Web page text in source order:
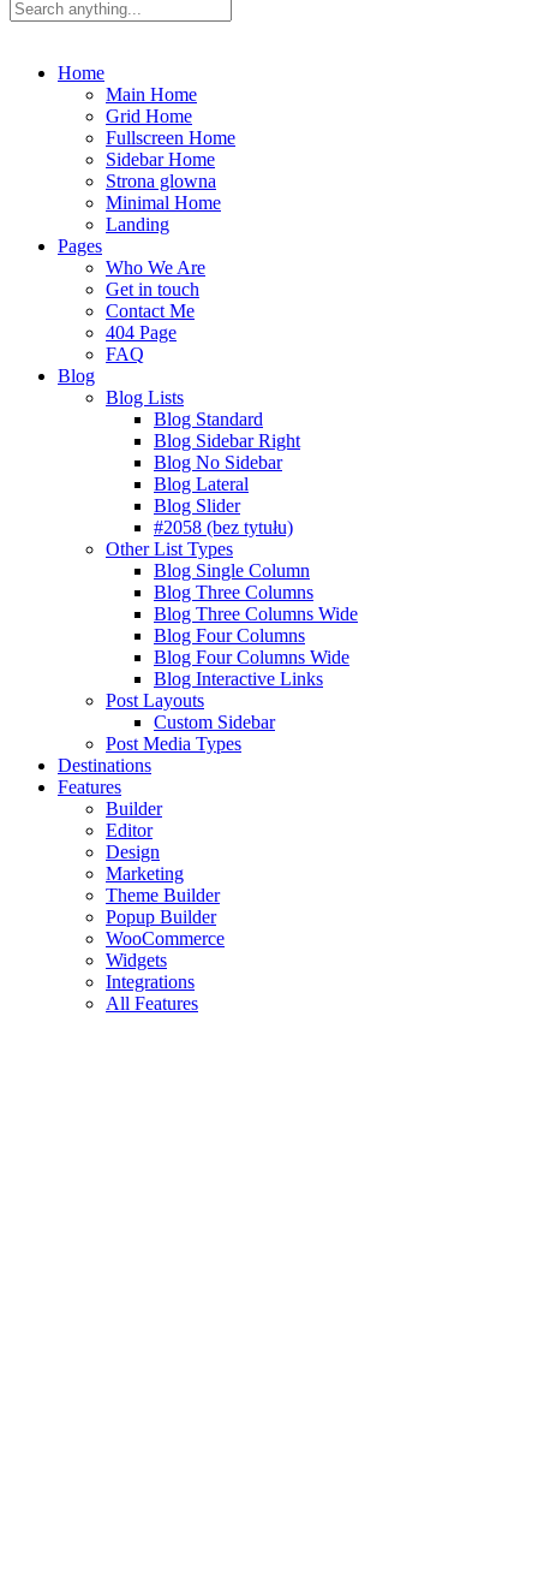
Home
Main Home
Grid Home
Fullscreen Home
Sidebar Home
Strona glowna
Minimal Home
Landing
Pages
Who We Are
Get in touch
Contact Me
404 Page
FAQ
Blog
Blog Lists
Blog Standard
Blog Sidebar Right
Blog No Sidebar
Blog Lateral
Blog Slider
#2058 (bez tytułu)
Other List Types
Blog Single Column
Blog Three Columns
Blog Three Columns Wide
Blog Four Columns
Blog Four Columns Wide
Blog Interactive Links
Post Layouts
Custom Sidebar
Post Media Types
Destinations
Features
Builder
Editor
Design
Marketing
Theme Builder
Popup Builder
WooCommerce
Widgets
Integrations
All Features